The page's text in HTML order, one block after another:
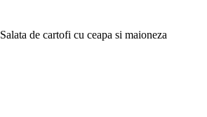
Salata de cartofi cu ceapa si maioneza